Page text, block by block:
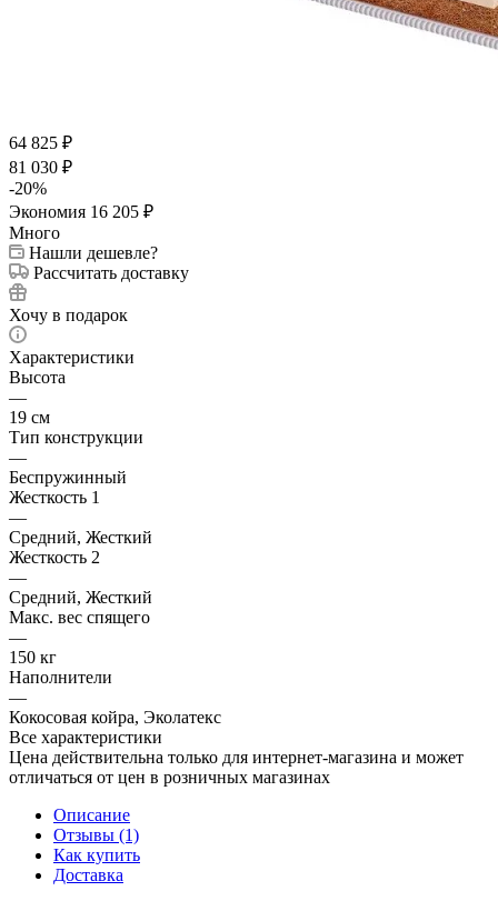
64 825 ₽
81 030 ₽
-20%
Экономия 16 205 ₽
Много
Нашли дешевле?
Рассчитать доставку
Хочу в подарок
Характеристики
Высота
—
19 см
Тип конструкции
—
Беспружинный
Жесткость 1
—
Средний, Жесткий
Жесткость 2
—
Средний, Жесткий
Макс. вес спящего
—
150 кг
Наполнители
—
Кокосовая койра, Эколатекс
Все характеристики
Цена действительна только для интернет-магазина и может
отличаться от цен в розничных магазинах
Описание
Отзывы (1)
Как купить
Доставка